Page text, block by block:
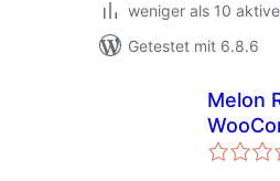
weniger als 10
Getestet mit 6.8.6
Melon